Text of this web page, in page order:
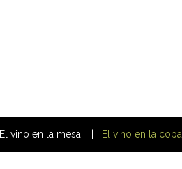
El vino en la mesa El vino en la copa